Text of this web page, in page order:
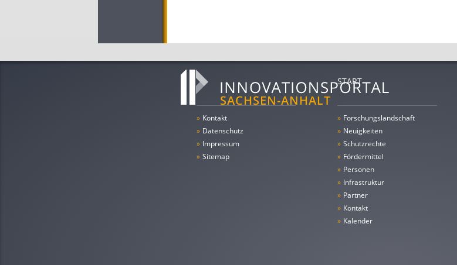
» Kontakt
» Datenschutz
» Impressum
» Sitemap
START
» Forschungs­landschaft
» Neuigkeiten
» Schutzrechte
» Fördermittel
» Personen
» Infrastruktur
» Partner
» Kontakt
» Kalender